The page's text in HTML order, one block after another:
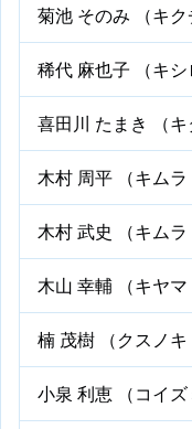
菊池 そのみ （キク
稀代 麻也子 （キシ
喜田川 たまき （キ
木村 周平 （キムラ
木村 武史 （キムラ
木山 幸輔 （キヤマ
楠 茂樹 （クスノキ
小泉 利恵 （コイズ